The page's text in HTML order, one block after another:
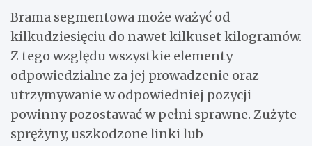
Brama segmentowa może ważyć od
kilkudziesięciu do nawet kilkuset kilogramów.
Z tego względu wszystkie elementy
odpowiedzialne za jej prowadzenie oraz
utrzymywanie w odpowiedniej pozycji
powinny pozostawać w pełni sprawne. Zużyte
sprężyny, uszkodzone linki lub